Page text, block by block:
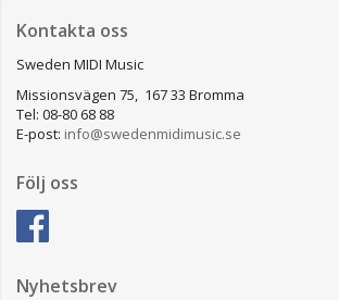
Kontakta oss
Sweden MIDI Music
Missionsvägen 75, 167 33 Bromma
Tel: 08-80 68 88
E-post: info@swedenmidimusic.se
Följ oss
Nyhetsbrev